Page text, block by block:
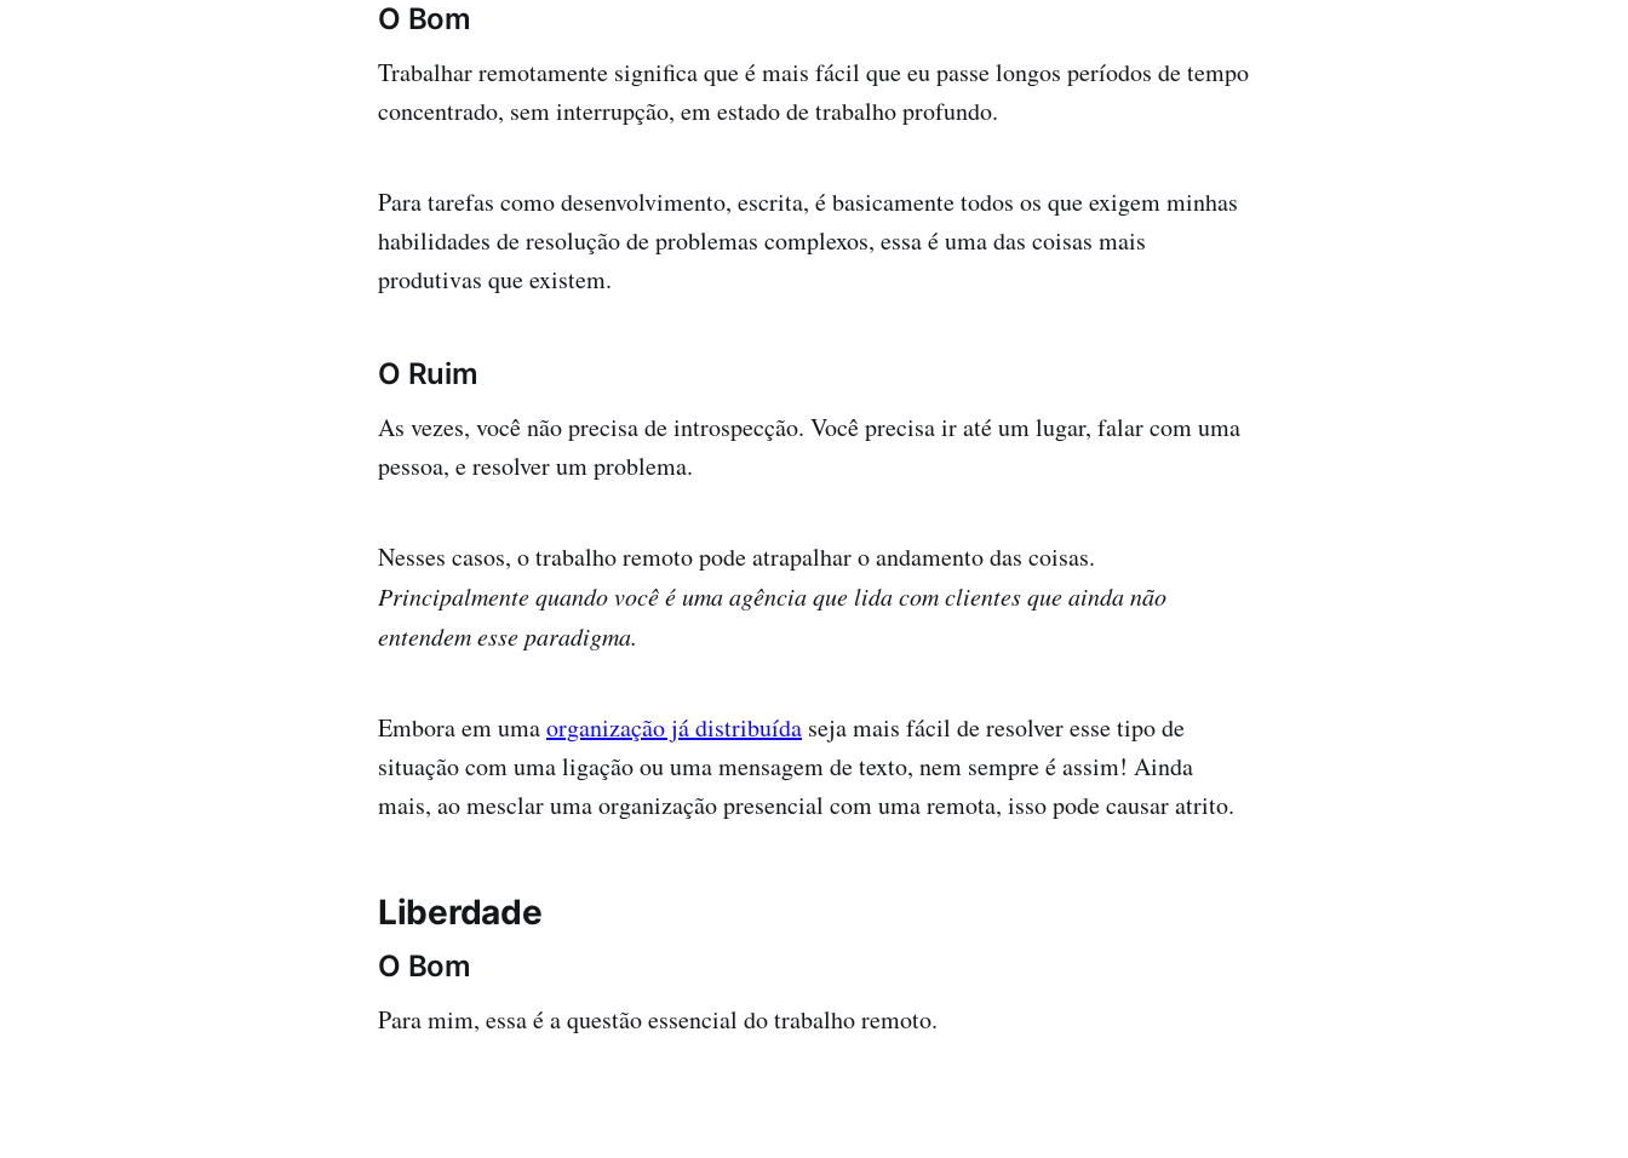
O Bom
Trabalhar remotamente significa que é mais fácil que eu passe longos períodos de tempo
concentrado, sem interrupção, em estado de trabalho profundo.
Para tarefas como desenvolvimento, escrita, é basicamente todos os que exigem minhas
habilidades de resolução de problemas complexos, essa é uma das coisas mais
produtivas que existem.
O Ruim
As vezes, você não precisa de introspecção. Você precisa ir até um lugar, falar com uma
pessoa, e resolver um problema.
Nesses casos, o trabalho remoto pode atrapalhar o andamento das coisas.
Principalmente quando você é uma agência que lida com clientes que ainda não
entendem esse paradigma.
Embora em umaorganização já distribuída seja mais fácil de resolver esse tipo de
situação com uma ligação ou uma mensagem de texto, nem sempre é assim! Ainda
mais, ao mesclar uma organização presencial com uma remota, isso pode causar atrito.
Liberdade
O Bom
Para mim, essa é a questão essencial do trabalho remoto.